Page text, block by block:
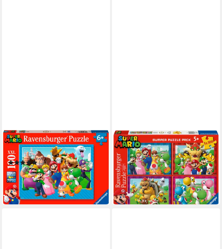
RAVENSBURGER
Puzzle Los geht's!
(3)
ab 11,70 € UVP13,99 €
-16%
in 2-3 Werktagen bei dir
RAVENSBURGER
Puzzle Nintendo Super Mario,
Zeit für Mario!
ab 18,52 €
in 2-3 Werktagen bei dir